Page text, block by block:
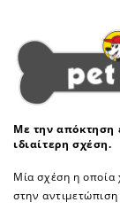
Με την απόκτηση
ιδιαίτερη σχέση.
Μία σχέση η οποία
στην